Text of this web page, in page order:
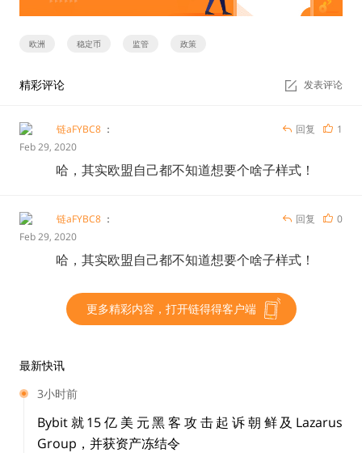
欧洲 稳定币 监管 政策
精彩评论 发表评论
链aFYBC8： 回复
1
Feb 29, 2020
哈，其实欧盟自己都不知道想要个啥子样式！
链aFYBC8： 回复
0
Feb 29, 2020
哈，其实欧盟自己都不知道想要个啥子样式！
更多精彩内容，打开链得得客户端
最新快讯
3小时前
Bybit就15亿美元黑客攻击起诉朝鲜及Lazarus
Group，并获资产冻结令